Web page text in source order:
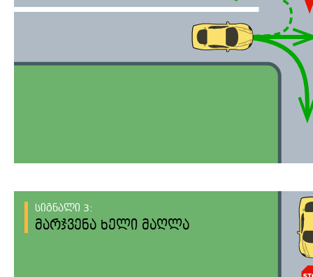
სიგნალი 3:
მარჯვენა ხელი მაღლა